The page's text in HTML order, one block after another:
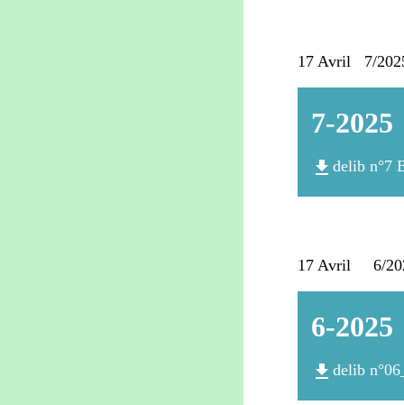
17 Avril 7/
7-2025
file_download delib n°7
17 Avril 6/
6-2025
file_download delib